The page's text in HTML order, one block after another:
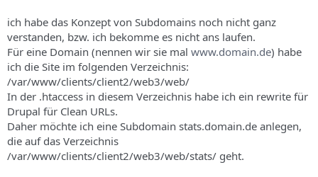
s
T
h
e
m
d
a
t
u
m
ich habe das Konzept von Subdomains noch nicht ganz
verstanden, bzw. ich bekomme es nicht ans laufen.
Für eine Domain (nennen wir sie mal www.domain.de) habe
ich die Site im folgenden Verzeichnis:
/var/www/clients/client2/web3/web/
In der .htaccess in diesem Verzeichnis habe ich ein rewrite für
Drupal für Clean URLs.
Daher möchte ich eine Subdomain stats.domain.de anlegen,
die auf das Verzeichnis
/var/www/clients/client2/web3/web/stats/ geht.